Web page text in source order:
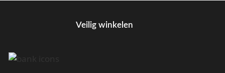
Veilig winkelen